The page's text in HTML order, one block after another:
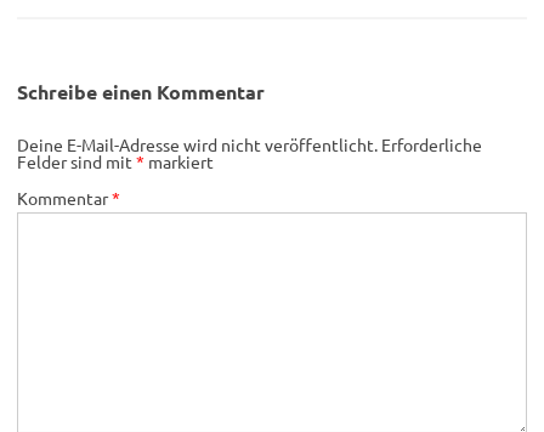
Schreibe einen Kommentar
Deine E-Mail-Adresse wird nicht veröffentlicht. Erforderliche
Felder sind mit * markiert
Kommentar*